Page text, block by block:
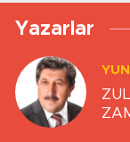
Yazarlar